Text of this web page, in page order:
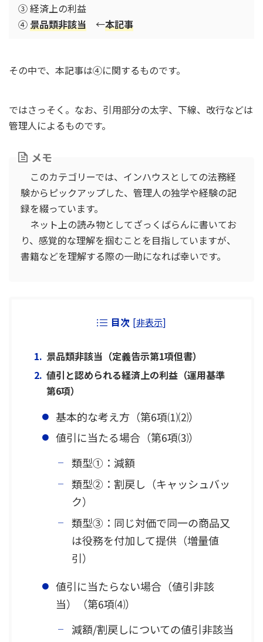
③ 経済上の利益
④景品類非該当 ←本記事
その中で、本記事は④に関するものです。
ではさっそく。なお、引用部分の太字、下線、改行などは
管理人によるものです。
メモ
このカテゴリーでは、インハウスとしての法務経
験からピックアップした、管理人の独学や経験の記
録を綴っています。
ネット上の読み物としてざっくばらんに書いてお
り、感覚的な理解を掴むことを目指していますが、
書籍などを理解する際の一助になれば幸いです。
目次 [非表示]
景品類非該当（定義告示第1項但書）
値引と認められる経済上の利益（運用基準
第6項）
基本的な考え方（第6項⑴⑵）
値引に当たる場合（第6項⑶）
類型①：減額
類型②：割戻し（キャッシュバッ
ク）
類型③：同じ対価で同一の商品又
は役務を付加して提供（増量値
引）
値引に当たらない場合（値引非該
当）（第6項⑷）
減額/割戻しについての値引非該当